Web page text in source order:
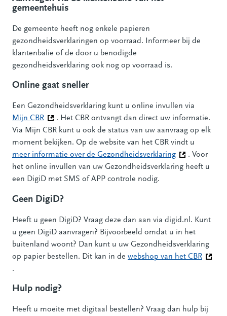
gemeentehuis
De gemeente heeft nog enkele papieren
gezondheidsverklaringen op voorraad. Informeer bij de
klantenbalie of de door u benodigde
gezondheidsverklaring ook nog op voorraad is.
Online gaat sneller
Een Gezondheidsverklaring kunt u online invullen via
Mijn CBR (Deze link gaat naar een andere website)
. Het CBR ontvangt dan direct uw informatie.
Via Mijn CBR kunt u ook de status van uw aanvraag op elk
moment bekijken. Op de website van het CBR vindt u
meer informatie over de Gezondheidsverklaring (Deze link
. Voor
het online invullen van uw Gezondheidsverklaring heeft u
een DigiD met SMS of APP controle nodig.
Geen DigiD?
Heeft u geen DigiD? Vraag deze dan aan via digid.nl. Kunt
u geen DigiD aanvragen? Bijvoorbeeld omdat u in het
buitenland woont? Dan kunt u uw Gezondheidsverklaring
op papier bestellen. Dit kan in de webshop van het CBR
.
Hulp nodig?
Heeft u moeite met digitaal bestellen? Vraag dan hulp bij